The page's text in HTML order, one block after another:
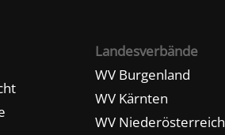
Landesverbände
WV Burgenland
WV Kärnten
WV Niederösterreich